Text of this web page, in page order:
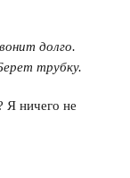
долго.
трубку.
Я ничего не